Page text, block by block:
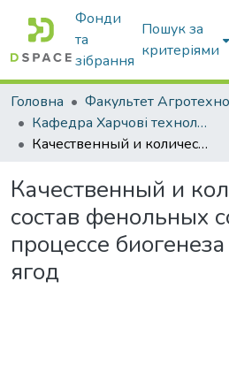
Фонди
та
зібрання
Пошук за
критеріями
Головна
Кафедра Харчові технологіі та готельно-ресторанна справа
Качественный и количественный состав фенольных соединений в процессе биогенеза виноградных ягод
Качественный и
состав фенольных
процессе
ягод